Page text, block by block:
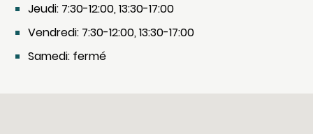
Jeudi: 7:30-12:00, 13:30-17:00
Vendredi: 7:30-12:00, 13:30-17:00
Samedi: fermé